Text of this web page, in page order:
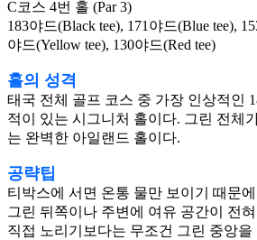
C코스 4번 홀 (Par 3)
183야드(Black tee), 171야드(Blue tee),
야드(Yellow tee), 130야드(Red tee)
홀의 성격
태국 전체 골프 코스 중 가장 인상적인
적이 있는 시그니처 홀이다. 그린 전체
는 완벽한 아일랜드 홀이다.
공략팁
티박스에 서면 온통 물만 보이기 때문
그린 뒤쪽이나 주변에 여유 공간이 전
직접 노리기보다는 무조건 그린 중앙